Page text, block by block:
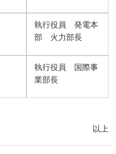
執行役員 発電本
部 火力部長
執行役員 国際事
業部長
以上